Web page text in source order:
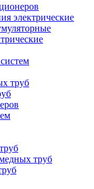
электрические
труб
труб